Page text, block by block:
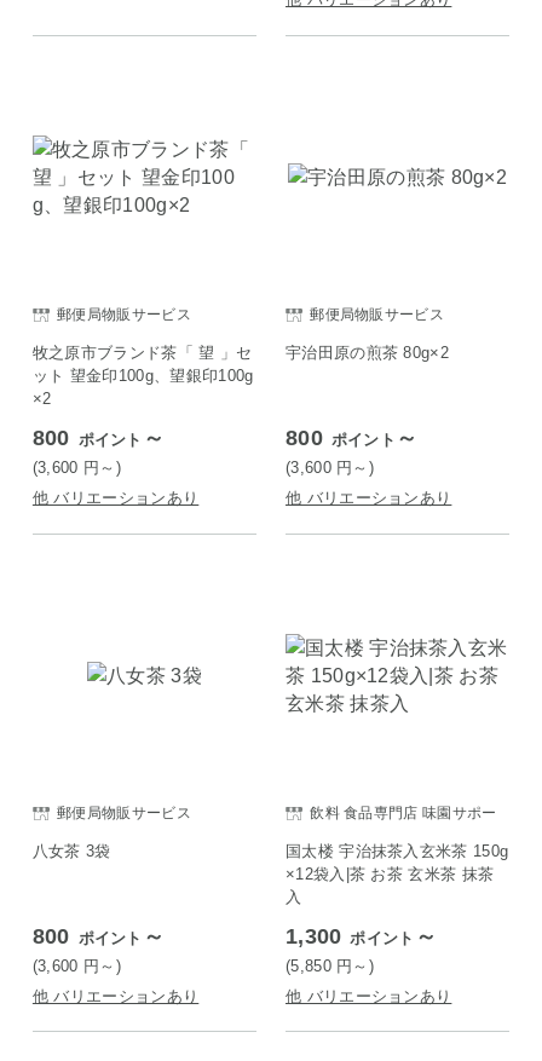
郵便局物販サービス
牧之原市ブランド茶「 望 」セ
ット 望金印100g、望銀印100g
×2
800 ポイント ～
(3,600 円 ～)
他 バリエーションあり
郵便局物販サービス
宇治田原の煎茶 80g×2
800 ポイント ～
(3,600 円 ～)
他 バリエーションあり
郵便局物販サービス
八女茶 3袋
800 ポイント ～
(3,600 円 ～)
他 バリエーションあり
飲料 食品専門店 味園サポー
国太楼 宇治抹茶入玄米茶 150g
×12袋入|茶 お茶 玄米茶 抹茶
入
1,300 ポイント ～
(5,850 円 ～)
他 バリエーションあり